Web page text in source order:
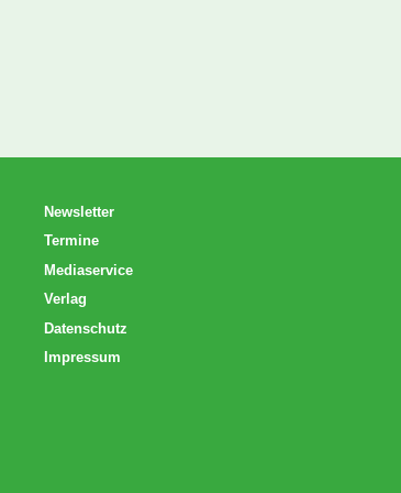
Newsletter
Termine
Mediaservice
Verlag
Datenschutz
Impressum